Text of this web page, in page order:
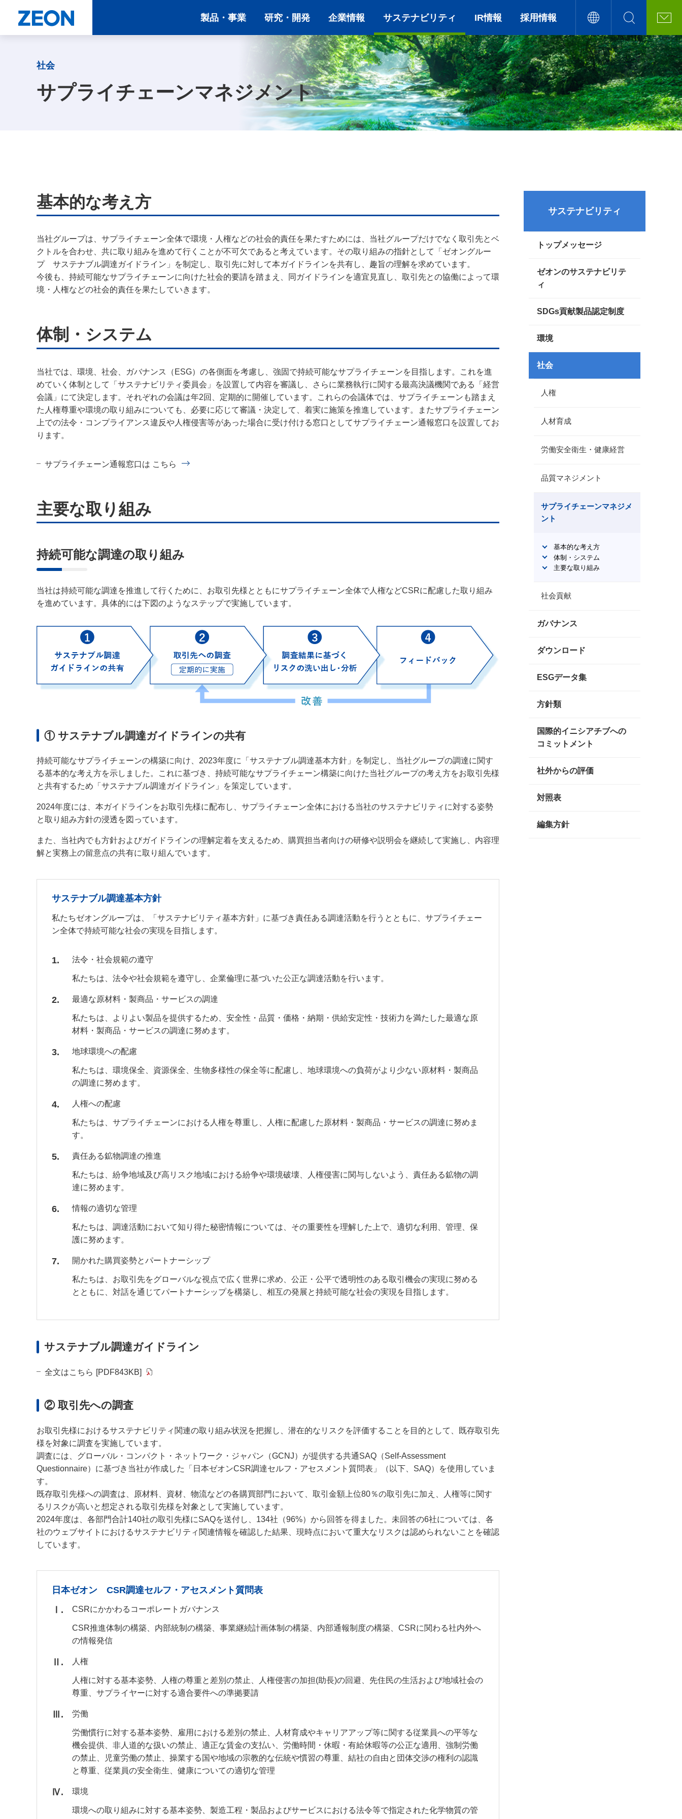
製品・事業 研究・開発 企業情報 サステナビリティ IR情報 採用情報
社会
サプライチェーンマネジメント
基本的な考え方
当社グループは、サプライチェーン全体で環境・人権などの社会的責任を果たすためには、当社グループだけでなく取引先とベ
クトルを合わせ、共に取り組みを進めて行くことが不可欠であると考えています。その取り組みの指針として「ゼオングルー
プ サステナブル調達ガイドライン」を制定し、取引先に対して本ガイドラインを共有し、趣旨の理解を求めています。
今後も、持続可能なサプライチェーンに向けた社会的要請を踏まえ、同ガイドラインを適宜見直し、取引先との協働によって環
境・人権などの社会的責任を果たしていきます。
体制・システム
当社では、環境、社会、ガバナンス（ESG）の各側面を考慮し、強固で持続可能なサプライチェーンを目指します。これを進
めていく体制として「サステナビリティ委員会」を設置して内容を審議し、さらに業務執行に関する最高決議機関である「経営
会議」にて決定します。それぞれの会議は年2回、定期的に開催しています。これらの会議体では、サプライチェーンも踏まえ
た人権尊重や環境の取り組みについても、必要に応じて審議・決定して、着実に施策を推進しています。またサプライチェーン
上での法令・コンプライアンス違反や人権侵害等があった場合に受け付ける窓口としてサプライチェーン通報窓口を設置してお
ります。
サプライチェーン通報窓口は こちら
主要な取り組み
持続可能な調達の取り組み
当社は持続可能な調達を推進して行くために、お取引先様とともにサプライチェーン全体で人権などCSRに配慮した取り組み
を進めています。具体的には下図のようなステップで実施しています。
① サステナブル調達ガイドラインの共有
持続可能なサプライチェーンの構築に向け、2023年度に「サステナブル調達基本方針」を制定し、当社グループの調達に関す
る基本的な考え方を示しました。これに基づき、持続可能なサプライチェーン構築に向けた当社グループの考え方をお取引先様
と共有するため「サステナブル調達ガイドライン」を策定しています。
2024年度には、本ガイドラインをお取引先様に配布し、サプライチェーン全体における当社のサステナビリティに対する姿勢
と取り組み方針の浸透を図っています。
また、当社内でも方針およびガイドラインの理解定着を支えるため、購買担当者向けの研修や説明会を継続して実施し、内容理
解と実務上の留意点の共有に取り組んでいます。
サステナブル調達基本方針
私たちゼオングループは、「サステナビリティ基本方針」に基づき責任ある調達活動を行うとともに、サプライチェー
ン全体で持続可能な社会の実現を目指します。
1 法令・社会規範の遵守
私たちは、法令や社会規範を遵守し、企業倫理に基づいた公正な調達活動を行います。
2 最適な原材料・製商品・サービスの調達
私たちは、よりよい製品を提供するため、安全性・品質・価格・納期・供給安定性・技術力を満たした最適な原
材料・製商品・サービスの調達に努めます。
3 地球環境への配慮
私たちは、環境保全、資源保全、生物多様性の保全等に配慮し、地球環境への負荷がより少ない原材料・製商品
の調達に努めます。
4 人権への配慮
私たちは、サプライチェーンにおける人権を尊重し、人権に配慮した原材料・製商品・サービスの調達に努めま
す。
5 責任ある鉱物調達の推進
私たちは、紛争地域及び高リスク地域における紛争や環境破壊、人権侵害に関与しないよう、責任ある鉱物の調
達に努めます。
6 情報の適切な管理
私たちは、調達活動において知り得た秘密情報については、その重要性を理解した上で、適切な利用、管理、保
護に努めます。
7 開かれた購買姿勢とパートナーシップ
私たちは、お取引先をグローバルな視点で広く世界に求め、公正・公平で透明性のある取引機会の実現に努める
とともに、対話を通じてパートナーシップを構築し、相互の発展と持続可能な社会の実現を目指します。
サステナブル調達ガイドライン
全文はこちら [PDF843KB]
② 取引先への調査
お取引先様におけるサステナビリティ関連の取り組み状況を把握し、潜在的なリスクを評価することを目的として、既存取引先
様を対象に調査を実施しています。
調査には、グローバル・コンパクト・ネットワーク・ジャパン（GCNJ）が提供する共通SAQ（Self-Assessment
Questionnaire）に基づき当社が作成した「日本ゼオンCSR調達セルフ・アセスメント質問表」（以下、SAQ）を使用していま
す。
既存取引先様への調査は、原材料、資材、物流などの各購買部門において、取引金額上位80％の取引先に加え、人権等に関す
るリスクが高いと想定される取引先様を対象として実施しています。
2024年度は、各部門合計140社の取引先様にSAQを送付し、134社（96%）から回答を得ました。未回答の6社については、各
社のウェブサイトにおけるサステナビリティ関連情報を確認した結果、現時点において重大なリスクは認められないことを確認
しています。
日本ゼオン CSR調達セルフ・アセスメント質問表
CSRにかかわるコーポレートガバナンス
CSR推進体制の構築、内部統制の構築、事業継続計画体制の構築、内部通報制度の構築、CSRに関わる社内外へ
の情報発信
人権
人権に対する基本姿勢、人権の尊重と差別の禁止、人権侵害の加担(助長)の回避、先住民の生活および地域社会の
尊重、サプライヤーに対する適合要件への準拠要請
労働
労働慣行に対する基本姿勢、雇用における差別の禁止、人材育成やキャリアアップ等に関する従業員への平等な
機会提供、非人道的な扱いの禁止、適正な賃金の支払い、労働時間・休暇・有給休暇等の公正な適用、強制労働
の禁止、児童労働の禁止、操業する国や地域の宗教的な伝統や慣習の尊重、結社の自由と団体交渉の権利の認識
と尊重、従業員の安全衛生、健康についての適切な管理
Ⅳ 環境
環境への取り組みに対する基本姿勢、製造工程・製品およびサービスにおける法令等で指定された化学物質の管
サステナビリティ
トップメッセージ
ゼオンのサステナビリテ
ィ
SDGs貢献製品認定制度
環境
社会
人権
人材育成
労働安全衛生・健康経営
品質マネジメント
サプライチェーンマネジメ
ント
基本的な考え方
体制・システム
主要な取り組み
社会貢献
ガバナンス
ダウンロード
ESGデータ集
方針類
国際的イニシアチブへの
コミットメント
社外からの評価
対照表
編集方針